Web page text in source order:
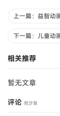
相关推荐
暂无文章
评论 抢沙发